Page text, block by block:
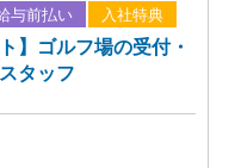
与前払い 入社特典
】ゴルフ場の受付・
タッフ